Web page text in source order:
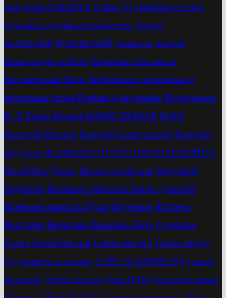
рождения 8 МАРТА 9 Мая Vf »Библия и отцы
Церкви о здоровье и болезнях Акция
АЛЕКСАНДР НЕВСКИЙ Алексин алерий
Виноградов альбом Баранова Елизавета
Бессмертный Полк Библейские афоризмы и
афоризмы отцов Церкви о медицине Бодрединов
В. Т. Бориc Играев БОРИС ИГРАЕВ БОТЬ
Валерий Маслов Валерий Савостьянов Валерий
Ходулин ВЕЛИКАЯ ОТЕЧЕСТВЕННАЯ ВОЙНА
Вилейчик Денис Витки и спирали Владимир
Родионов Военные связисты земли тульской
Военные связисты Тулы Вручение Встреча
Выставка Вячеслав Иванович Боть Гаденова
Елена Герой России Гимназия №3 Глава города
Год памяти и славы» ГОРСТЬ ПАМЯТИ Гусаков
Алексей Денис Гастев День ВДВ День ветеранов